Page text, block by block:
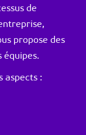
de
propose des
équipes.
aspects :